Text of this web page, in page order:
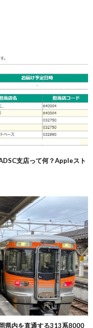
支店って何？Appleスト
県内を直通する313系8000